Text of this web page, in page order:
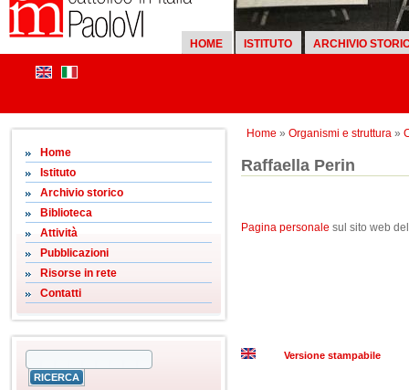
HOME ISTITUTO ARCHIVIO
Home » Organismi e struttura»
Home
Istituto
Archivio storico
Biblioteca
Attività
Pubblicazioni
Risorse in rete
Contatti
Raffaella Perin
Pagina personale sul sito web
Versione stampabile